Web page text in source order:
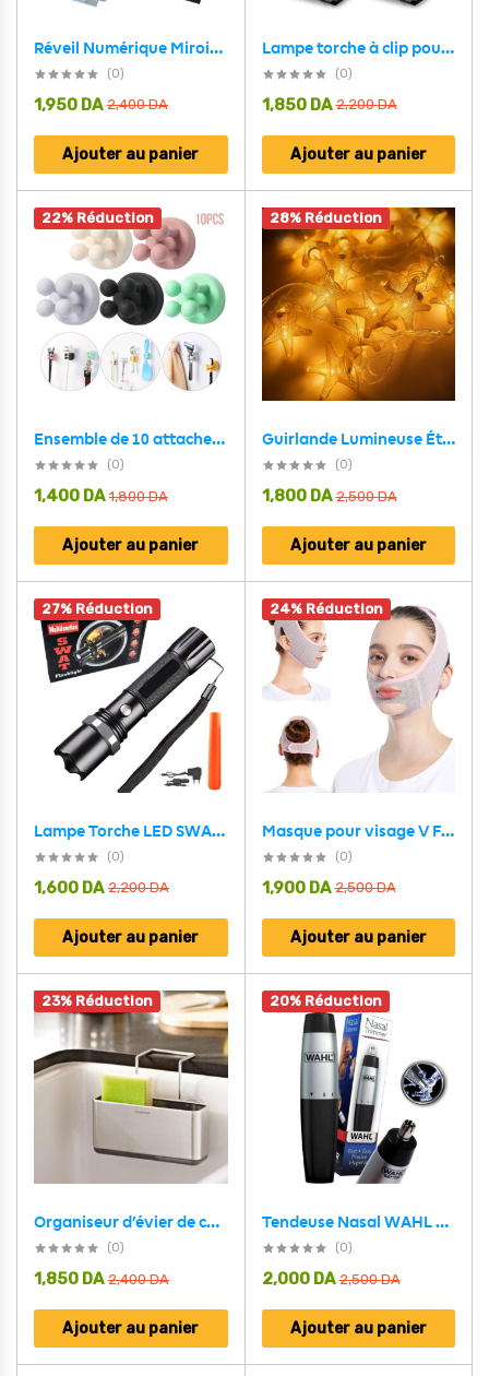
Réveil Numérique Miroir LED Moderne DS-8082L – ساعة منبه رقمي
(0)
2,400DA
1,950 DA
Ajouter au panier
Lampe torche à clip pour chapeau à haute luminosité avec base magnétique – مصباح مغناطيسي عالي السطوع
(0)
2,200DA
1,850 DA
Ajouter au panier
22% Réduction
Ensemble de 10 attaches en silicone à fixer au mur multifonctionnels – طقم تثبيت أغراض على الحائط
(0)
1,800DA
1,400 DA
Ajouter au panier
28% Réduction
Guirlande Lumineuse Étoiles Dorées 16 LED avec Maillage Métallique – سلسلة أضواء رمضانية
(0)
2,500DA
1,800 DA
Ajouter au panier
27% Réduction
Lampe Torche LED SWAT Multifonction Zoom Réglable et 3 Modes d’Éclairage – مصباح يدوي قابل للشحن
(0)
2,200DA
1,600 DA
Ajouter au panier
24% Réduction
Masque pour visage V Face avec ceinture liftante A929 – قناع شد الوجه للنساء
(0)
2,500DA
1,900 DA
Ajouter au panier
23% Réduction
Organiseur d’évier de cuisine porte-éponge en acier inoxydable – منظم أغراض حوض الغسيل
(0)
2,400DA
1,850 DA
Ajouter au panier
20% Réduction
Tendeuse Nasal WAHL Portable pour homme – آلة إزالة شعر الأنف
(0)
2,500DA
2,000 DA
Ajouter au panier